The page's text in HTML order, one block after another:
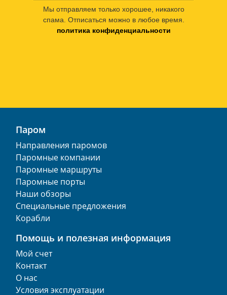
Мы отправляем только хорошее, никакого
спама. Отписаться можно в любое время.
политика конфиденциальности
Паром
Направления паромов
Паромные компании
Паромные маршруты
Паромные порты
Наши обзоры
Специальные предложения
Корабли
Помощь и полезная информация
Мой счет
Контакт
О нас
Условия эксплуатации